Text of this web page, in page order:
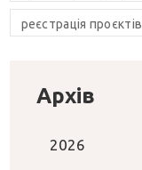
реєстрація проєктів
Архів
2026